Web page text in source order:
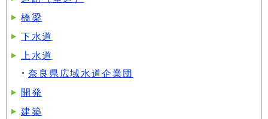
橋梁
下水道
上水道
奈良県広域水道企業団
開発
建築